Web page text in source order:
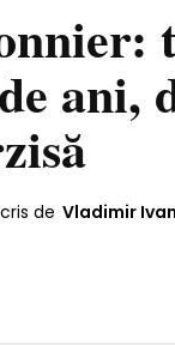
ani,
de Vladimir